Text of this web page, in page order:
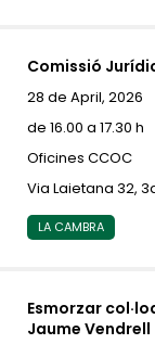
Comissió
28 de April, 2026
de 16.00 a 17.30 h
Oficines CCOC
Via Laietana 32,
LA CAMBRA
Esmorzar
Jaume Vendrell